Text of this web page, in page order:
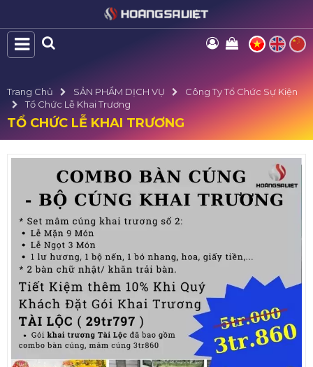
Trang Chủ SẢN PHẨM DỊCH VỤ
Công Ty Tổ Chức Sự Kiện
Tổ Chức Lễ Khai Trương
TỔ CHỨC LỄ KHAI TRƯƠNG